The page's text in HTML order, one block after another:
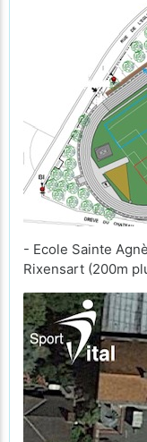
- Ecole Sainte
Rixensart (200m